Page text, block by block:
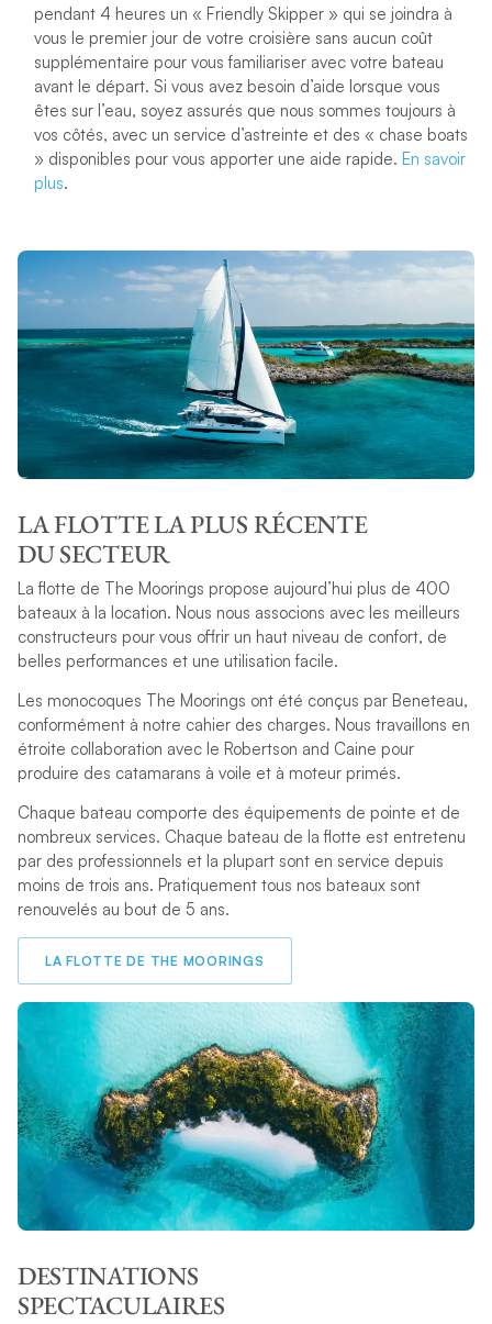
pendant 4 heures un « Friendly Skipper » qui se joindra à
vous le premier jour de votre croisière sans aucun coût
supplémentaire pour vous familiariser avec votre bateau
avant le départ. Si vous avez besoin d’aide lorsque vous
êtes sur l’eau, soyez assurés que nous sommes toujours à
vos côtés, avec un service d’astreinte et des « chase boats
» disponibles pour vous apporter une aide rapide. En savoir
plus.
LA FLOTTE LA PLUS RÉCENTE
DU SECTEUR
La flotte de The Moorings propose aujourd’hui plus de 400
bateaux à la location. Nous nous associons avec les meilleurs
constructeurs pour vous offrir un haut niveau de confort, de
belles performances et une utilisation facile.
Les monocoques The Moorings ont été conçus par Beneteau,
conformément à notre cahier des charges. Nous travaillons en
étroite collaboration avec le Robertson and Caine pour
produire des catamarans à voile et à moteur primés.
Chaque bateau comporte des équipements de pointe et de
nombreux services. Chaque bateau de la flotte est entretenu
par des professionnels et la plupart sont en service depuis
moins de trois ans. Pratiquement tous nos bateaux sont
renouvelés au bout de 5 ans.
LA FLOTTE DE THE MOORINGS
DESTINATIONS
SPECTACULAIRES